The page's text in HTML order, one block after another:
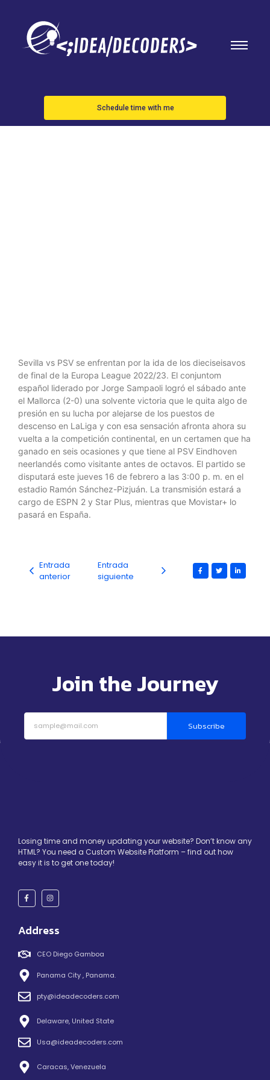
Schedule time with me
Sevilla -
Sevilla vs PSV se enfrentan por la ida de los dieciseisavos
de final de la Europa League 2022/23. El conjuntom
español liderado por Jorge Sampaoli logró el sábado ante
el Mallorca (2-0) una solvente victoria que le quita algo de
presión en su lucha por alejarse de los puestos de
descenso en LaLiga y con esa sensación afronta ahora su
vuelta a la competición continental, en un certamen que ha
ganado en seis ocasiones y que tiene al PSV Eindhoven
neerlandés como visitante antes de octavos. El partido se
disputará este jueves 16 de febrero a las 3:00 p. m. en el
estadio Ramón Sánchez-Pizjuán. La transmisión estará a
cargo de ESPN 2 y Star Plus, mientras que Movistar+ lo
pasará en España.
Entrada
anterior
Entrada
siguiente
Join the Journey
Subscribe
Losing time and money updating your website? Don’t know any
HTML? You need a Custom Website Platform – find out how
easy it is to get one today!
Address
CEO Diego Gamboa
Panama City , Panama.
pty@ideadecoders.com
Delaware, United State
Usa@ideadecoders.com
Caracas, Venezuela